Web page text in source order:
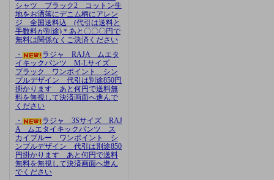
シャツ ブラック2 コットン生
地をお洒落にデニム柄にアレン
ジ 全国送料込 (代引は送料と
手数料が別途)＊あと〇〇〇円で
無料は関係なくご決済ください
・
ラジャ RAJA ムエタ
イキックパンツ M-Lサイズ
ブラック ワンポイント シン
プルデザイン 代引は別途850円
掛かります あと何円で送料無
料を無視して決済画面へ進んで
ください
・
ラジャ 3Sサイズ RAJ
A ムエタイキックパンツ ス
カイブルー ワンポイント シ
ンプルデザイン 代引は別途850
円掛かります あと何円で送料
無料を無視して決済画面へ進ん
でください